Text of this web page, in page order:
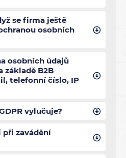
se firma ještě
osobních
osobních údajů
základě B2B
telefonní číslo, IP
vylučuje?
při zavádění